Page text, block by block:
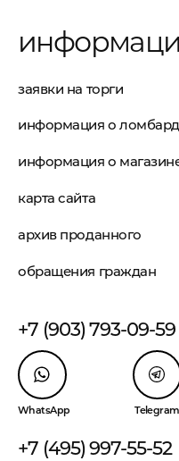
заявки на торги
информация о
информация о
карта сайта
архив проданного
обращения граждан
+7 (903) 793-09-59
WhatsApp Telegram
+7 (495) 997-55-52